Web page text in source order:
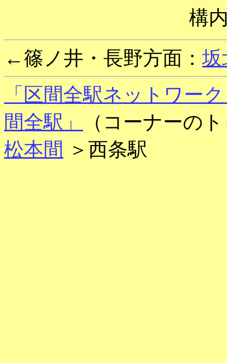
構
←篠ノ井・長野方面： 坂
「区間全駅ネットワー
間全駅」
（コーナーの
松本間 ＞西条駅